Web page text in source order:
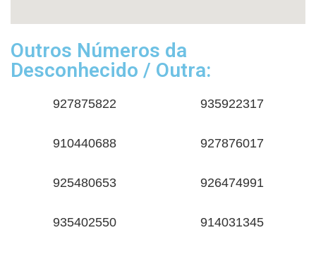
Outros Números da
Desconhecido / Outra:
927875822 935922317
910440688 927876017
925480653 926474991
935402550 914031345